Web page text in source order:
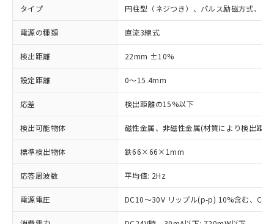
タイプ 円柱型（ネジつき）、パルス励磁方式、シ
電源の種類 直流3線式
検出距離 22mm ±10%
設定距離 0～15.4mm
応差 検出距離の15%以下
検出可能物体 磁性金属、非磁性金属(材質により検出距
標準検出物体 鉄66×66×1mm
応答周波数 平均値: 2Hz
電源電圧 DC10～30V リップル(p-p) 10%含む、